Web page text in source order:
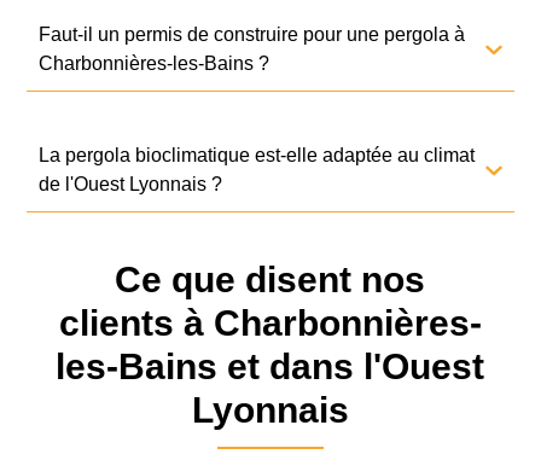
Faut-il un permis de construire pour une pergola à
Charbonnières-les-Bains ?
La pergola bioclimatique est-elle adaptée au climat
de l'Ouest Lyonnais ?
Ce que disent nos
clients à Charbonnières-
les-Bains et dans l'Ouest
Lyonnais